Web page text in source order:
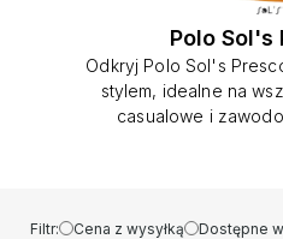
Polo Sol's
Odkryj Polo Sol's
stylem, idealne na
casualowe i
Filtr: Cena z wysyłką Dostępne